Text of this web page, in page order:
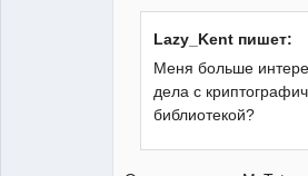
Lazy_Kent пишет:
Меня больше
дела с
библиотекой?